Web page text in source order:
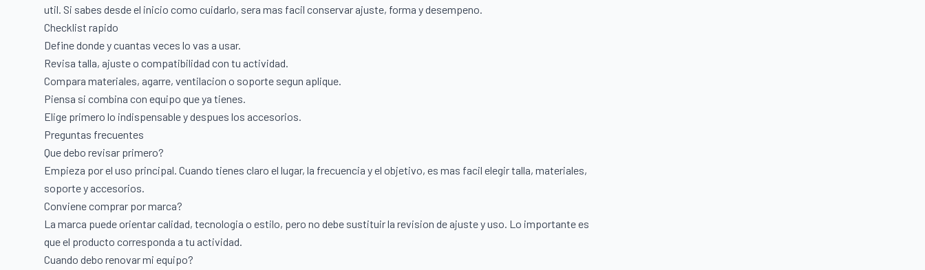
util. Si sabes desde el inicio como cuidarlo, sera mas facil conservar ajuste, forma y desempeno.
Checklist rapido
Define donde y cuantas veces lo vas a usar.
Revisa talla, ajuste o compatibilidad con tu actividad.
Compara materiales, agarre, ventilacion o soporte segun aplique.
Piensa si combina con equipo que ya tienes.
Elige primero lo indispensable y despues los accesorios.
Preguntas frecuentes
Que debo revisar primero?
Empieza por el uso principal. Cuando tienes claro el lugar, la frecuencia y el objetivo, es mas facil elegir talla, materiales,
soporte y accesorios.
Conviene comprar por marca?
La marca puede orientar calidad, tecnologia o estilo, pero no debe sustituir la revision de ajuste y uso. Lo importante es
que el producto corresponda a tu actividad.
Cuando debo renovar mi equipo?